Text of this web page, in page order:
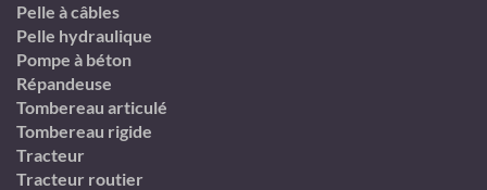
Pelle à câbles
Pelle hydraulique
Pompe à béton
Répandeuse
Tombereau articulé
Tombereau rigide
Tracteur
Tracteur routier